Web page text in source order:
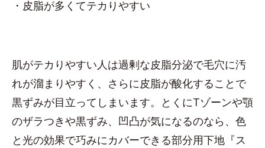
・皮脂が多くてテカりやすい
肌がテカりやすい人は過剰な皮脂分泌で毛穴に汚
れが溜まりやすく、さらに皮脂が酸化することで
黒ずみが目立ってしまいます。とくにTゾーンや顎
のザラつきや黒ずみ、凹凸が気になるのなら、色
と光の効果で巧みにカバーできる部分用下地『ス